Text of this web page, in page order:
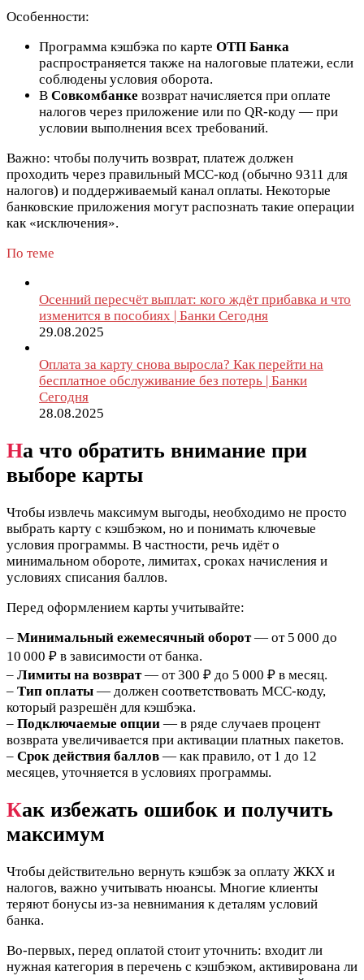
Особенности:
Программа кэшбэка по карте ОТП Банка
распространяется также на налоговые платежи, если
соблюдены условия оборота.
В Совкомбанке возврат начисляется при оплате
налогов через приложение или по QR-коду — при
условии выполнения всех требований.
Важно: чтобы получить возврат, платеж должен
проходить через правильный MCC-код (обычно 9311 для
налогов) и поддерживаемый канал оплаты. Некоторые
банковские приложения могут распознать такие операции
как «исключения».
По теме
Осенний пересчёт выплат: кого ждёт прибавка и что
изменится в пособиях | Банки Сегодня
29.08.2025
Оплата за карту снова выросла? Как перейти на
бесплатное обслуживание без потерь | Банки
Сегодня
28.08.2025
На что обратить внимание при
выборе карты
Чтобы извлечь максимум выгоды, необходимо не просто
выбрать карту с кэшбэком, но и понимать ключевые
условия программы. В частности, речь идёт о
минимальном обороте, лимитах, сроках начисления и
условиях списания баллов.
Перед оформлением карты учитывайте:
– Минимальный ежемесячный оборот— от 5 000 до
10 000 ₽ в зависимости от банка.
– Лимиты на возврат— от 300 ₽ до 5 000 ₽ в месяц.
– Тип оплаты — должен соответствовать MCC-коду,
который разрешён для кэшбэка.
– Подключаемые опции — в ряде случаев процент
возврата увеличивается при активации платных пакетов.
– Срок действия баллов — как правило, от 1 до 12
месяцев, уточняется в условиях программы.
Как избежать ошибок и получить
максимум
Чтобы действительно вернуть кэшбэк за оплату ЖКХ и
налогов, важно учитывать нюансы. Многие клиенты
теряют бонусы из-за невнимания к деталям условий
банка.
Во-первых, перед оплатой стоит уточнить: входит ли
нужная категория в перечень с кэшбэком, активирована ли